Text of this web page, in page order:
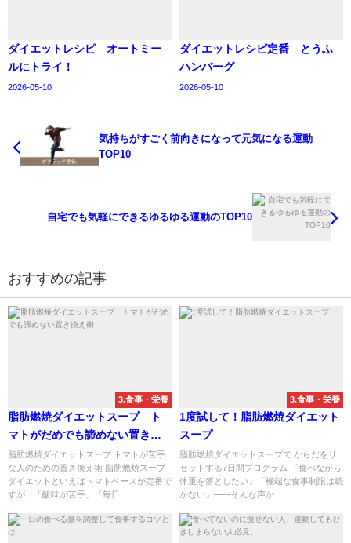
ダイエットレシピ オートミー
ルにトライ！
2026-05-10
ダイエットレシピ定番 とうふ
ハンバーグ
2026-05-10
気持ちがすごく前向きになって元気になる運動
TOP10
自宅でも気軽にできるゆるゆる運動のTOP10
おすすめの記事
3.食事・栄養
脂肪燃焼ダイエットスープ ト
マトがだめでも諦めない置き換
え術
脂肪燃焼ダイエットスープ トマトが苦手
な人のための置き換え術 脂肪燃焼スープ
ダイエットといえばトマトベースが定番で
すが、「酸味が苦手」「毎日...
3.食事・栄養
1度試して！脂肪燃焼ダイエット
スープ
脂肪燃焼ダイエットスープで からだをリ
セットする7日間プログラム 「食べながら
体重を落としたい」「極端な食事制限は続
かない」――そんな声か...